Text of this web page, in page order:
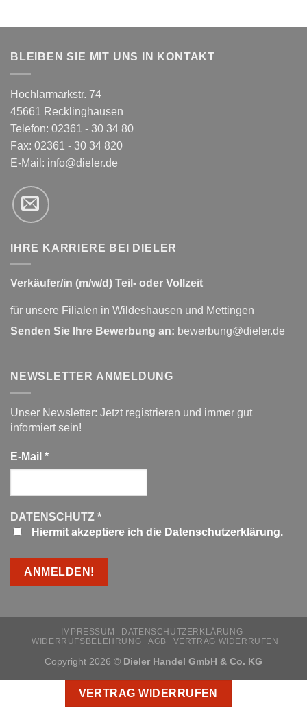
BLEIBEN SIE MIT UNS IN KONTAKT
Hochlarmarkstr. 74
45661 Recklinghausen
Telefon: 02361 - 30 34 80
Fax: 02361 - 30 34 820
E-Mail: info@dieler.de
IHRE KARRIERE BEI DIELER
Verkäufer/in (m/w/d) Teil- oder Vollzeit
für unsere Filialen in Wildeshausen und Mettingen
Senden Sie Ihre Bewerbung an: bewerbung@dieler.de
NEWSLETTER ANMELDUNG
Unser Newsletter: Jetzt registrieren und immer gut
informiert sein!
E-Mail *
DATENSCHUTZ *
Hiermit akzeptiere ich die Datenschutzerklärung.
IMPRESSUM
DATENSCHUTZERKLÄRUNG
WIDERRUFSBELEHRUNG
AGB VERTRAG WIDERRUFEN
Copyright 2026 © Dieler Handel GmbH & Co. KG
VERTRAG WIDERRUFEN